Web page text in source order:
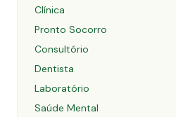
Clínica
Pronto Socorro
Consultório
Dentista
Laboratório
Saúde Mental